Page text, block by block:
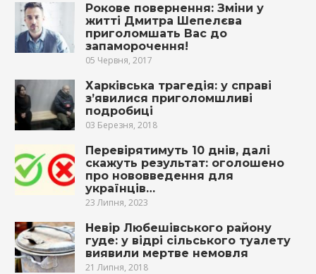
Рокове повернення: Зміни у
житті Дмитра Шепелєва
приголомшать Вас до
запаморочення!
05 Червня, 2017
Харківська трагедія: у справі
з’явилися приголомшливі
подробиці
03 Березня, 2018
Перевірятимуть 10 днів, далі
скажуть результат: оголошено
про нововведення для
українців…
23 Липня, 2023
Невір Любешівського району
гуде: у відрі сільського тyалету
виявили мepтвe нeмoвля
21 Липня, 2018